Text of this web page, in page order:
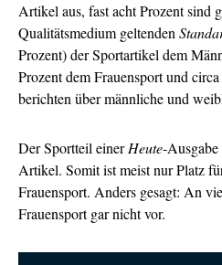
Artikel aus, fast acht Prozent sind
Qualitätsmedium geltenden
Prozent) der Sportartikel dem
Prozent dem Frauensport und
berichten über männliche und
Der Sportteil einerHeute-
Artikel. Somit ist meist nur Platz
Frauensport. Anders gesagt: An
Frauensport gar nicht vor.